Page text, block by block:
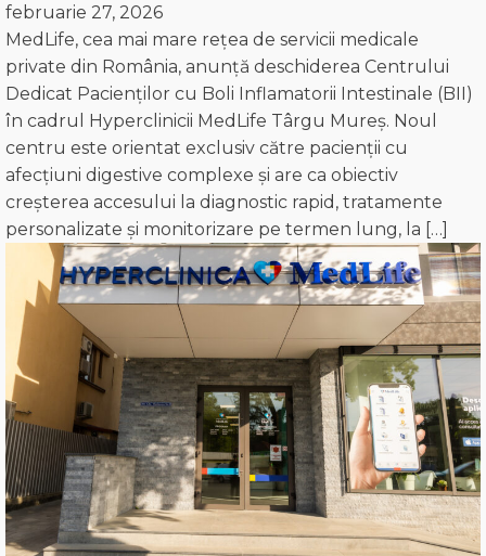
februarie 27, 2026
MedLife, cea mai mare rețea de servicii medicale
private din România, anunță deschiderea Centrului
Dedicat Pacienților cu Boli Inflamatorii Intestinale (BII)
în cadrul Hyperclinicii MedLife Târgu Mureș. Noul
centru este orientat exclusiv către pacienții cu
afecțiuni digestive complexe și are ca obiectiv
creșterea accesului la diagnostic rapid, tratamente
personalizate și monitorizare pe termen lung, la […]